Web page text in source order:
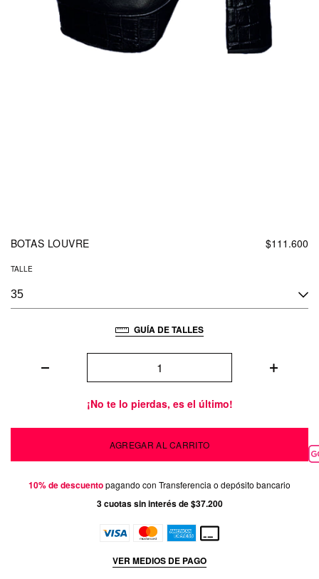
BOTAS LOUVRE $111.600
TALLE
GUÍA DE TALLES
¡No te lo pierdas, es el último!
10% de descuentopagando con Transferencia o depósito bancario
3cuotas sin interés de$37.200
VER MEDIOS DE PAGO